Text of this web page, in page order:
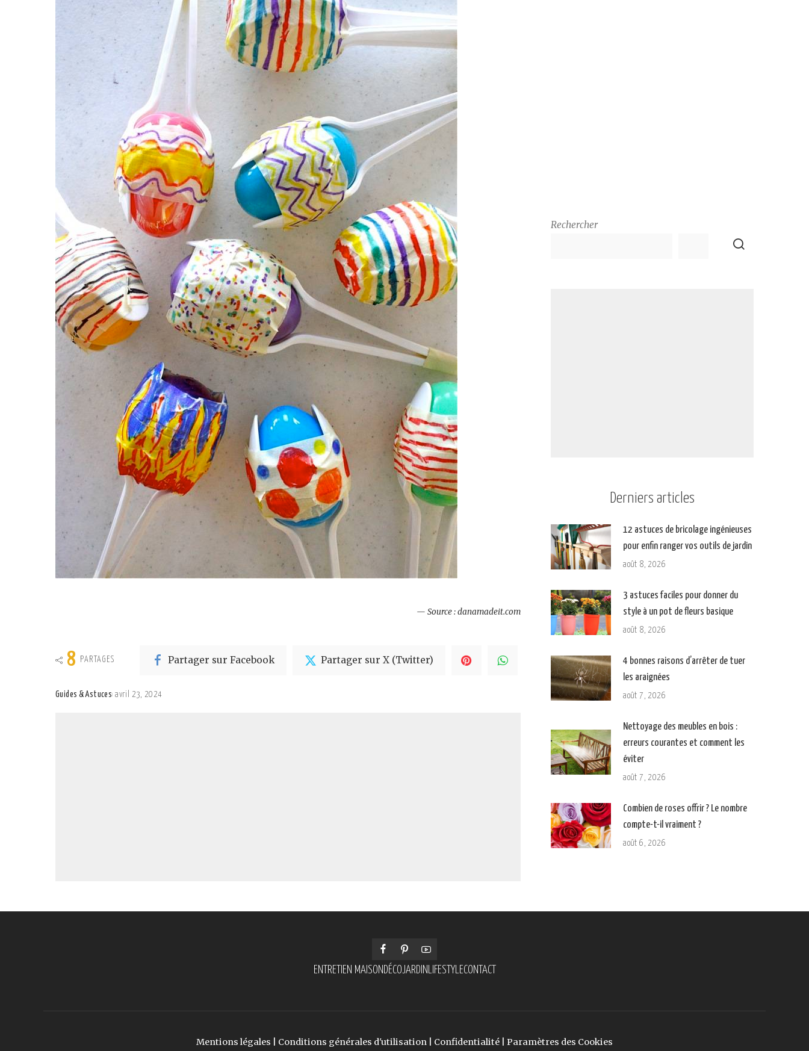
— Source : danamadeit.com
8 PARTAGES Partager sur Facebook Partager sur X (Twitter)
Guides & Astuces avril 23, 2024
Rechercher
Derniers articles
12 astuces de bricolage ingénieuses
pour enfin ranger vos outils de jardin
août 8, 2026
3 astuces faciles pour donner du
style à un pot de fleurs basique
août 8, 2026
4 bonnes raisons d’arrêter de tuer
les araignées
août 7, 2026
Nettoyage des meubles en bois :
erreurs courantes et comment les
éviter
août 7, 2026
Combien de roses offrir ? Le nombre
compte-t-il vraiment ?
août 6, 2026
ENTRETIEN MAISON DÉCOJARDIN LIFESTYLECONTACT
Mentions légales Conditions générales d'utilisation Confidentialité Paramètres des Cookies